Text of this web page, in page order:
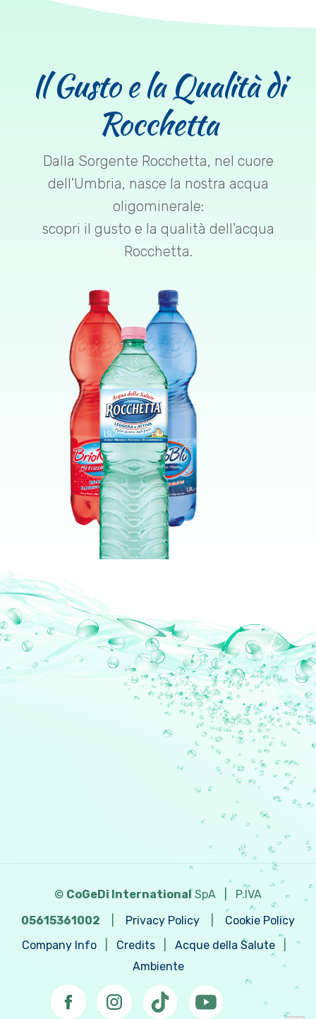
Il Gusto e la Qualità di
Rocchetta
Dalla Sorgente Rocchetta, nel cuore
dell'Umbria, nasce la nostra acqua
oligominerale:
scopri il gusto e la qualità dell'acqua
Rocchetta.
© CoGeDi InternationalSpA
P.IVA
05615361002
Privacy Policy
Cookie Policy
Company Info| Credits| Acque della Salute|
Ambiente